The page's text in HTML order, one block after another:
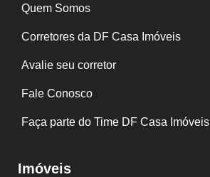
Quem Somos
Corretores da DF Casa Imóveis
Avalie seu corretor
Fale Conosco
Faça parte do Time DF Casa Imóveis
Imóveis